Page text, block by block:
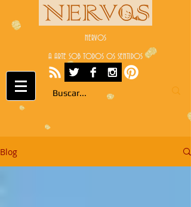
NERVOS
A ARTE SOB TODOS OS SENTIDOS
Blog